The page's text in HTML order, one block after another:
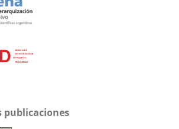
publicaciones